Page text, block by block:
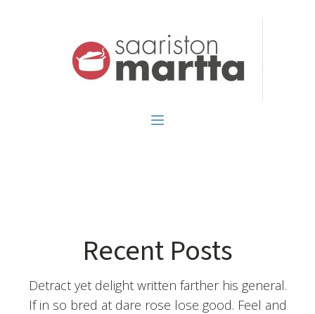
Recent Posts
Detract yet delight written farther his general.
If in so bred at dare rose lose good. Feel and